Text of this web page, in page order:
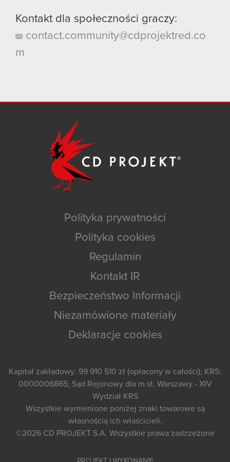
Kontakt dla społeczności graczy:
contact.community@cdprojektred.co
m
Polityka prywatności
Polityka cookies
Regulamin
Kontakt IR
Bezpieczeństwo Informacji
Niezamówione materiały
Deklaracje cookies
Kapitał zakładowy: 99 910 510 zł (opłacony w całości); KRS:
0000006865; Sąd Rejonowy dla m.st. Warszawy - XIV
Wydział KRS
Wszystkie wymienione poniżej znaki towarowe są
własnością ich właścicieli.
©2026 CD PROJEKT S.A. Wszystkie prawa zastrzeżone